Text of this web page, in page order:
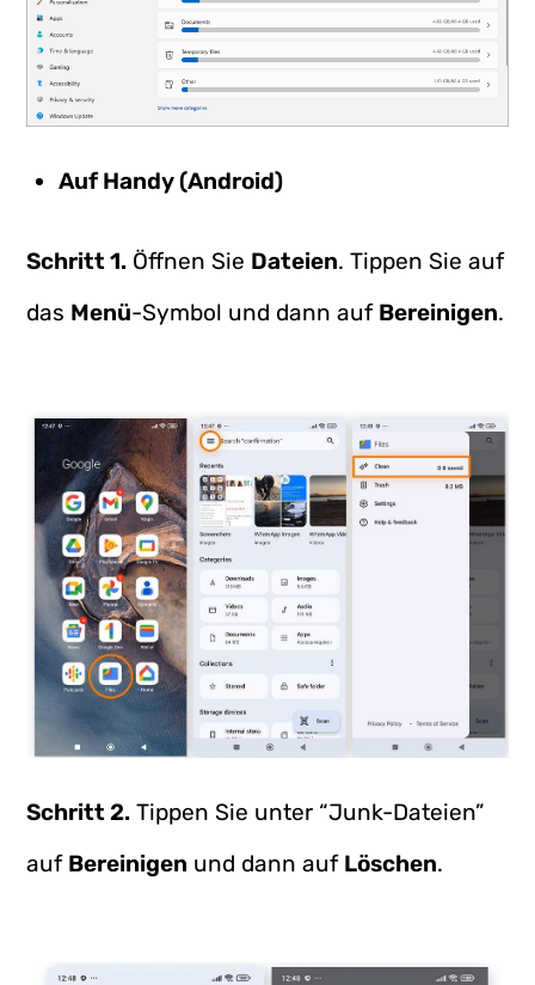
Auf Handy (Android)
Schritt 1. Öffnen Sie Dateien. Tippen Sie auf
das Menü-Symbol und dann auf Bereinigen.
Schritt 2. Tippen Sie unter “Junk-Dateien”
auf Bereinigen und dann auf Löschen.